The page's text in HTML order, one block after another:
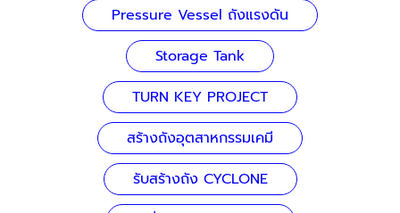
Pressure Vessel ถังแรงดัน
Storage Tank
TURN KEY PROJECT
สร้างถังอุตสาหกรรมเคมี
รับสร้างถัง CYCLONE